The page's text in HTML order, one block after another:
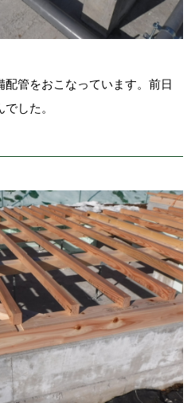
管をおこなっています。前日
した。